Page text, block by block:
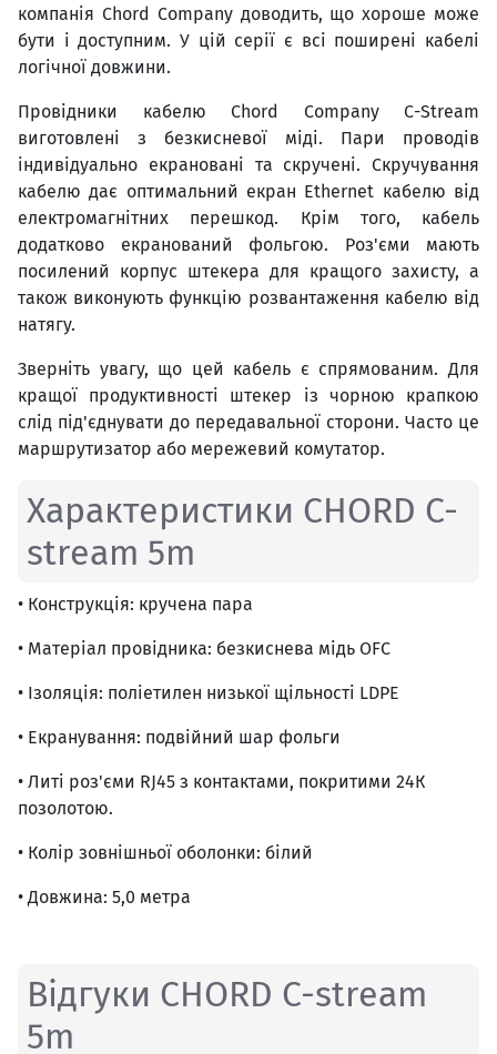
компанія Chord Company доводить, що хороше може
бути і доступним. У цій серії є всі поширені кабелі
логічної довжини.
Провідники кабелю Chord Company C-Stream
виготовлені з безкисневої міді. Пари проводів
індивідуально екрановані та скручені. Скручування
кабелю дає оптимальний екран Ethernet кабелю від
електромагнітних перешкод. Крім того, кабель
додатково екранований фольгою. Роз'єми мають
посилений корпус штекера для кращого захисту, а
також виконують функцію розвантаження кабелю від
натягу.
Зверніть увагу, що цей кабель є спрямованим. Для
кращої продуктивності штекер із чорною крапкою
слід під'єднувати до передавальної сторони. Часто це
маршрутизатор або мережевий комутатор.
Характеристики CHORD C-
stream 5m
• Конструкція: кручена пара
• Матеріал провідника: безкиснева мідь OFC
• Ізоляція: поліетилен низької щільності LDPE
• Екранування: подвійний шар фольги
• Литі роз'єми RJ45 з контактами, покритими 24К
позолотою.
• Колір зовнішньої оболонки: білий
• Довжина: 5,0 метра
Відгуки CHORD C-stream
5m